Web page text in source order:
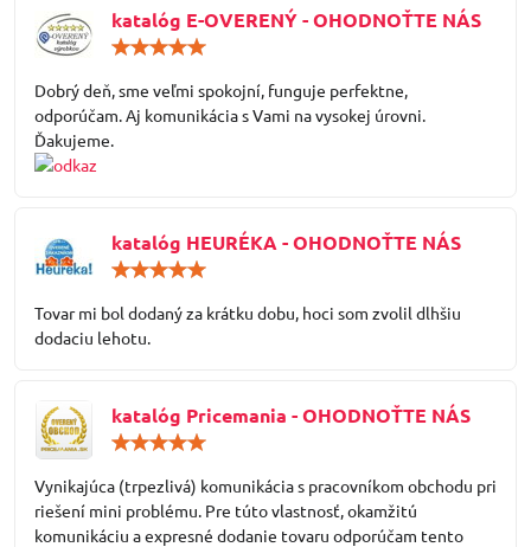
katalóg E-OVERENÝ - OHODNOŤTE NÁS
5
Dobrý deň, sme veľmi spokojní, funguje perfektne,
odporúčam. Aj komunikácia s Vami na vysokej úrovni.
Ďakujeme.
katalóg HEURÉKA - OHODNOŤTE NÁS
5
Tovar mi bol dodaný za krátku dobu, hoci som zvolil dlhšiu
dodaciu lehotu.
katalóg Pricemania - OHODNOŤTE NÁS
5
Vynikajúca (trpezlivá) komunikácia s pracovníkom obchodu pri
riešení mini problému. Pre túto vlastnosť, okamžitú
komunikáciu a expresné dodanie tovaru odporúčam tento